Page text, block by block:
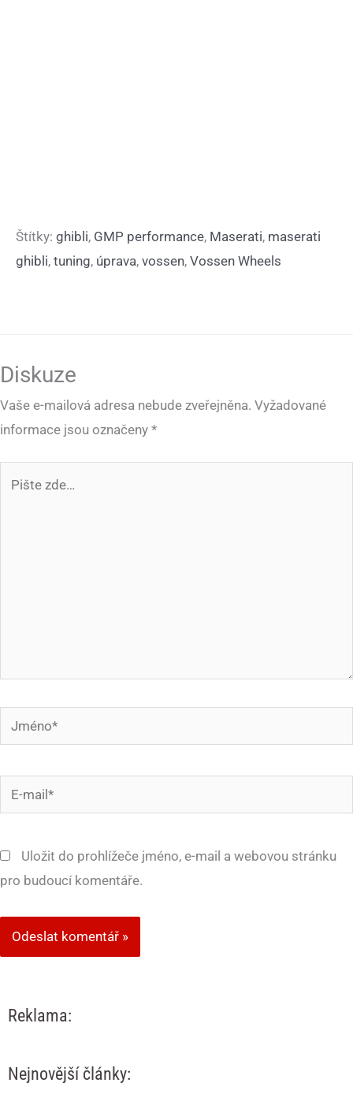
Štítky: ghibli, GMP performance, Maserati, maserati
ghibli, tuning, úprava, vossen, Vossen Wheels
Diskuze
Vaše e-mailová adresa nebude zveřejněna. Vyžadované
informace jsou označeny *
Jméno*
mail*
Uložit do prohlížeče jméno, e-mail a webovou stránku
pro budoucí komentáře.
Reklama:
Nejnovější články: